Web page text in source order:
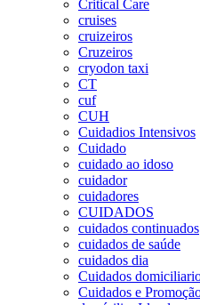
Critical Care
cruises
cruizeiros
Cruzeiros
cryodon taxi
CT
cuf
CUH
Cuidadios Intensivos
Cuidado
cuidado ao idoso
cuidador
cuidadores
CUIDADOS
cuidados continuados
cuidados de saúde
cuidados dia
Cuidados
Cuidados e